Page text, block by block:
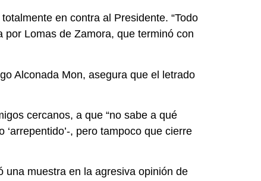
en contra al Presidente. “Todo
por Lomas de Zamora, que terminó con
Alconada Mon, asegura que el letrado
cercanos, a que “no sabe a qué
, pero tampoco que cierre
una muestra en la agresiva opinión de